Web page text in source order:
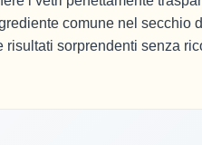
comune nel secchio
sorprendenti senza